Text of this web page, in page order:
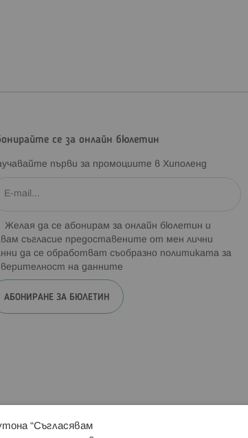
се за онлайн бюлетин
първи за промоциите в Хиполенд
Желая да се абонирам за онлайн бюлетин и
съгласие предоставените от мен лични
да се обработват съобразно политиката за
на данните
АБОНИРАНЕ ЗА БЮЛЕТИН
“Съгласявам